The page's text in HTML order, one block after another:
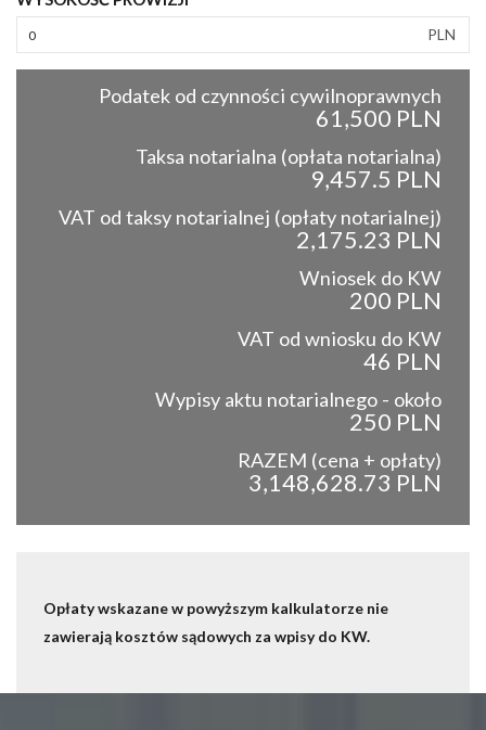
PLN
Podatek od czynności cywilnoprawnych
61,500 PLN
Taksa notarialna (opłata notarialna)
9,457.5 PLN
VAT od taksy notarialnej (opłaty notarialnej)
2,175.23 PLN
Wniosek do KW
200 PLN
VAT od wniosku do KW
46 PLN
Wypisy aktu notarialnego - około
250 PLN
RAZEM (cena + opłaty)
3,148,628.73 PLN
Opłaty wskazane w powyższym kalkulatorze nie
zawierają kosztów sądowych za wpisy do KW.